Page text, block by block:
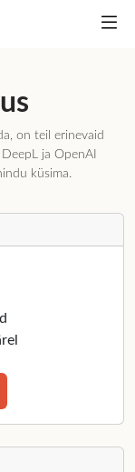
on teil erinevaid
ja OpenAI
küsima.